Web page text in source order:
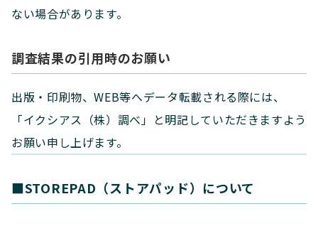
ない場合があります。
調査結果の引用時のお願い
出版・印刷物、WEB等へデータ転載される際には、
「イクシアス（株）調べ」と明記していただきますよう
お願い申し上げます。
■STOREPAD（ストアパッド）について